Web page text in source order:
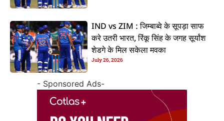
IND vs ZIM : जिम्बाब्वे के सूपड़ा साफ
करे उतरी भारत, रिंकू सिंह के जगह सूर्यांश
शेडगे के मिल सकेला मवका
July 26, 2026
- Sponsored Ads-